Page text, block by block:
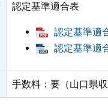
認定基準適合表
認定基準適
認定基準適
手数料：要（山口県